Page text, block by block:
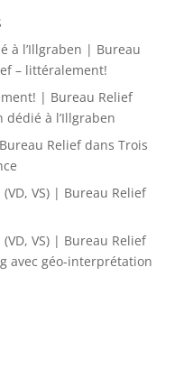
à l’Illgraben | Bureau
– littéralement!
| Bureau Relief
dédié à l’Illgraben
Reliefdans Trois
VS) | Bureau Relief
VS) | Bureau Relief
avec géo-interprétation